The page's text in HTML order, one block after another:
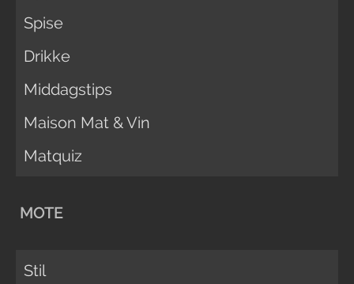
Spise
Drikke
Middagstips
Maison Mat & Vin
Matquiz
MOTE
Stil